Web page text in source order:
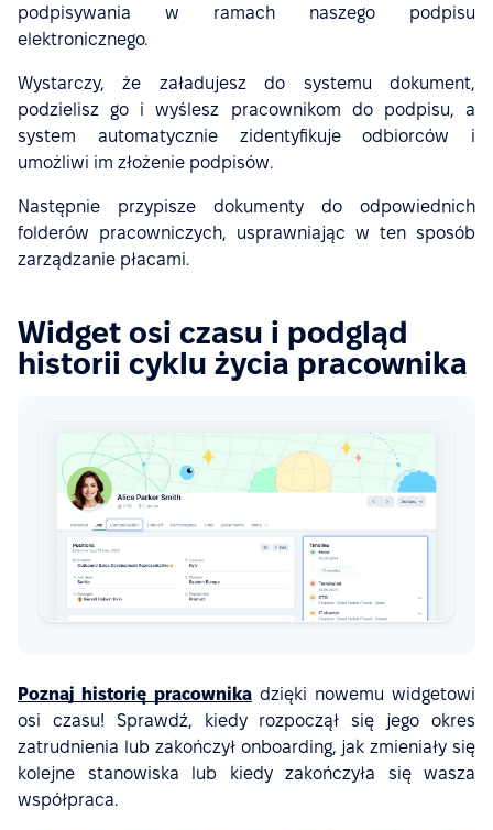
podpisywania w ramach naszego podpisu
elektronicznego.
Wystarczy, że załadujesz do systemu dokument,
podzielisz go i wyślesz pracownikom do podpisu, a
system automatycznie zidentyfikuje odbiorców i
umożliwi im złożenie podpisów.
Następnie przypisze dokumenty do odpowiednich
folderów pracowniczych, usprawniając w ten sposób
zarządzanie płacami.
Widget osi czasu i podgląd
historii cyklu życia pracownika
Poznaj historię pracownika dzięki nowemu widgetowi
osi czasu! Sprawdź, kiedy rozpoczął się jego okres
zatrudnienia lub zakończył onboarding, jak zmieniały się
kolejne stanowiska lub kiedy zakończyła się wasza
współpraca.